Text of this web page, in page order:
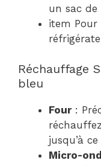
un sac de
item Pour
Réchauffage
bleu
Four:
jusqu’à
Micro-